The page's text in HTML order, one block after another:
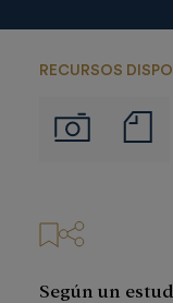
RECURSOS
Imágenes
de
Según un